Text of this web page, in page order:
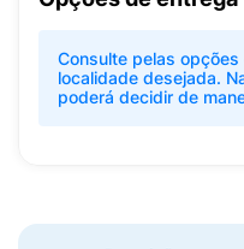
Consulte pelas
localidade desejada.
poderá decidir de